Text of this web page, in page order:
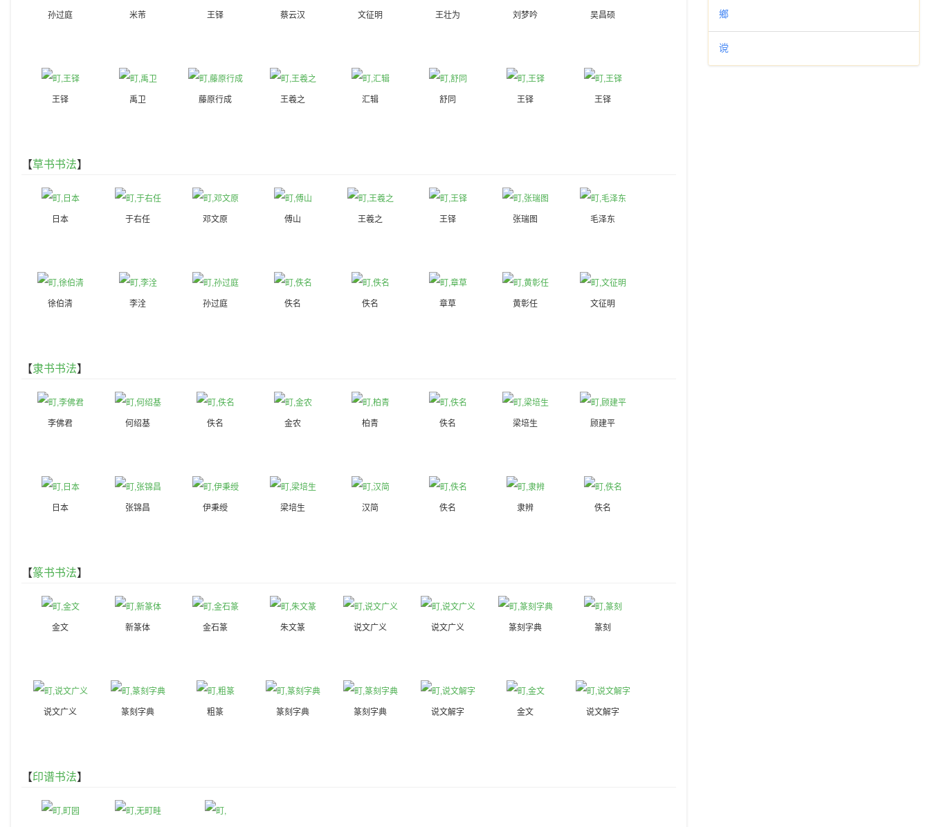
孙过庭 米芾 王铎 蔡云汉 文征明 王壮为 刘梦吟 吴昌硕
王铎 禹卫 藤原行成 王羲之 汇辑 舒同 王铎 王铎
【草书书法】
日本 于右任 邓文原 傅山 王羲之 王铎 张瑞图 毛泽东
徐伯清 李洤 孙过庭 佚名 佚名 章草 黄彰任 文征明
【隶书书法】
李佛君 何绍基 佚名 金农 柏青 佚名 梁培生 顾建平
日本 张锦昌 伊秉绶 梁培生 汉简 佚名 隶辨 佚名
【篆书书法】
金文 新篆体 金石篆 朱文篆 说文广义 说文广义 篆刻字典 篆刻
说文广义 篆刻字典 粗篆 篆刻字典 篆刻字典 说文解字 金文 说文解字
【印谱书法】
鄉
谠